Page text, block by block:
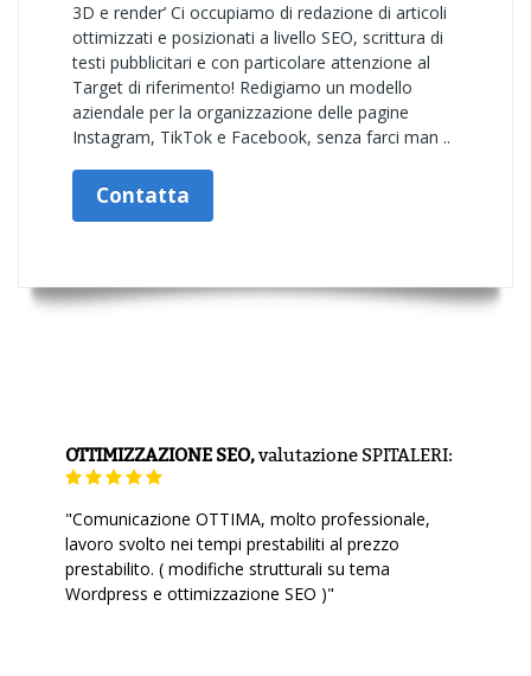
3D e render’ Ci occupiamo di redazione di articoli
ottimizzati e posizionati a livello SEO, scrittura di
testi pubblicitari e con particolare attenzione al
Target di riferimento! Redigiamo un modello
aziendale per la organizzazione delle pagine
Instagram, TikTok e Facebook, senza farci man ..
Contatta
OTTIMIZZAZIONE SEO,valutazioneSPITALERI:
"Comunicazione OTTIMA, molto professionale,
lavoro svolto nei tempi prestabiliti al prezzo
prestabilito. ( modifiche strutturali su tema
Wordpress e ottimizzazione SEO )"